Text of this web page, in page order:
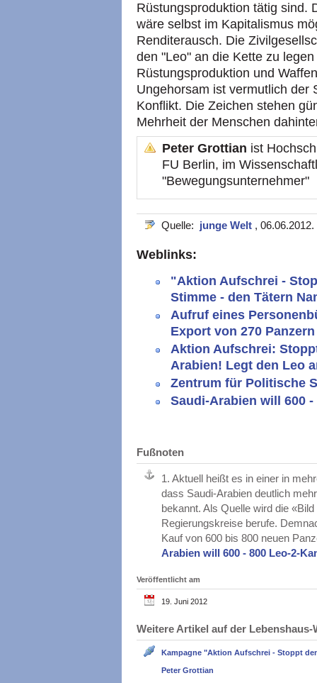
Rüstungsproduktion tätig sind.
wäre selbst im Kapitalismus
Renditerausch. Die
den "Leo" an die Kette zu
Rüstungsproduktion und
Ungehorsam ist vermutlich der
Konflikt. Die Zeichen stehen
Mehrheit der Menschen
Peter Grottian ist
FU Berlin, im
"Bewegungsunternehmer"
Quelle: junge Welt , 06.06.2012.
Weblinks:
"Aktion Aufschrei -
Stimme - den Tätern
Aufruf eines
Export von 270
Aktion Aufschrei:
Arabien! Legt den Leo
Zentrum für Politische
Saudi-Arabien will 600
Fußnoten
1. Aktuell heißt es in einer in
dass Saudi-Arabien deutlich
bekannt. Als Quelle wird die
Regierungskreise berufe.
Kauf von 600 bis 800 neuen
Arabien will 600 - 800 Leo-2-
Veröffentlicht am
19. Juni 2012
Weitere Artikel auf der
Kampagne "Aktion Aufschrei - Stoppt
Peter Grottian